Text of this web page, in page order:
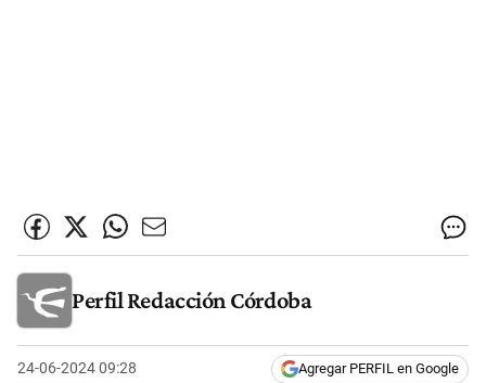
Perfil Redacción Córdoba
24-06-2024 09:28 Agregar PERFIL en Google